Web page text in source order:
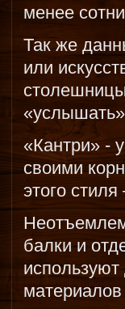
менее
Так же
или
«Кантри» -
своими
этого
балки и
материалов